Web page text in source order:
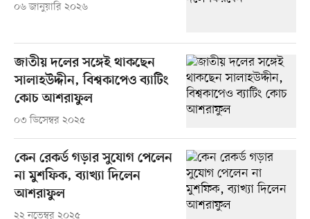
০৬ জানুয়ারি ২০২৬
জাতীয় দলের সঙ্গেই থাকছেন
সালাহউদ্দীন, বিশ্বকাপেও ব্যাটিং
কোচ আশরাফুল
০৩ ডিসেম্বর ২০২৫
কেন রেকর্ড গড়ার সুযোগ পেলেন
না মুশফিক, ব্যাখ্যা দিলেন
আশরাফুল
২২ নভেম্বর ২০২৫